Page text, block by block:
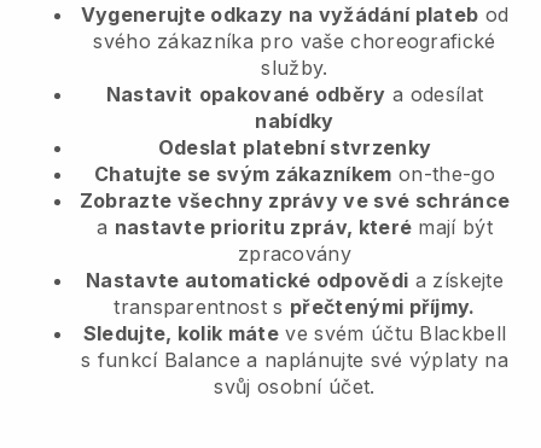
Vygenerujte odkazy na vyžádání plateb od
svého zákazníka pro vaše choreografické
služby.
Nastavit opakované odběry a odesílat
nabídky
Odeslat platební stvrzenky
Chatujte se svým zákazníkem on-the-go
Zobrazte všechny zprávy ve své schránce
a nastavte prioritu zpráv, které mají být
zpracovány
Nastavte automatické odpovědi a získejte
transparentnost s přečtenými příjmy.
Sledujte, kolik máte ve svém účtu Blackbell
s funkcí Balance a naplánujte své výplaty na
svůj osobní účet.